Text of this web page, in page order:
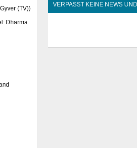
(TV))
Dharma
VERPASST KEINE NEWS